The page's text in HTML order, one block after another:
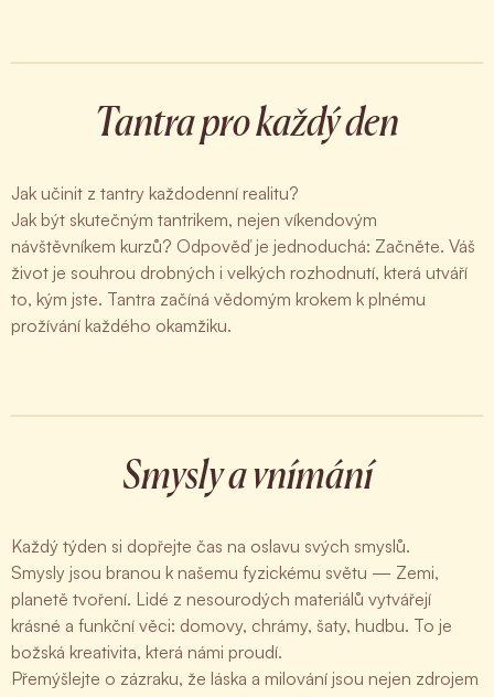
Tantra pro každý den
Jak učinit z tantry každodenní realitu?
Jak být skutečným tantrikem, nejen víkendovým
návštěvníkem kurzů? Odpověď je jednoduchá: Začněte. Váš
život je souhrou drobných i velkých rozhodnutí, která utváří
to, kým jste. Tantra začíná vědomým krokem k plnému
prožívání každého okamžiku.
Smysly a vnímání
Každý týden si dopřejte čas na oslavu svých smyslů.
Smysly jsou branou k našemu fyzickému světu — Zemi,
planetě tvoření. Lidé z nesourodých materiálů vytvářejí
krásné a funkční věci: domovy, chrámy, šaty, hudbu. To je
božská kreativita, která námi proudí.
Přemýšlejte o zázraku, že láska a milování jsou nejen zdrojem